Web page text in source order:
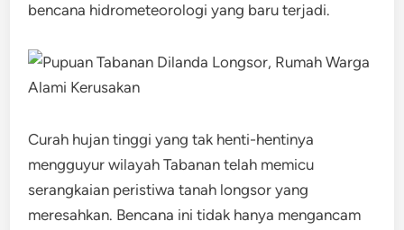
bencana hidrometeorologi yang baru terjadi.
Curah hujan tinggi yang tak henti-hentinya
mengguyur wilayah Tabanan telah memicu
serangkaian peristiwa tanah longsor yang
meresahkan. Bencana ini tidak hanya mengancam